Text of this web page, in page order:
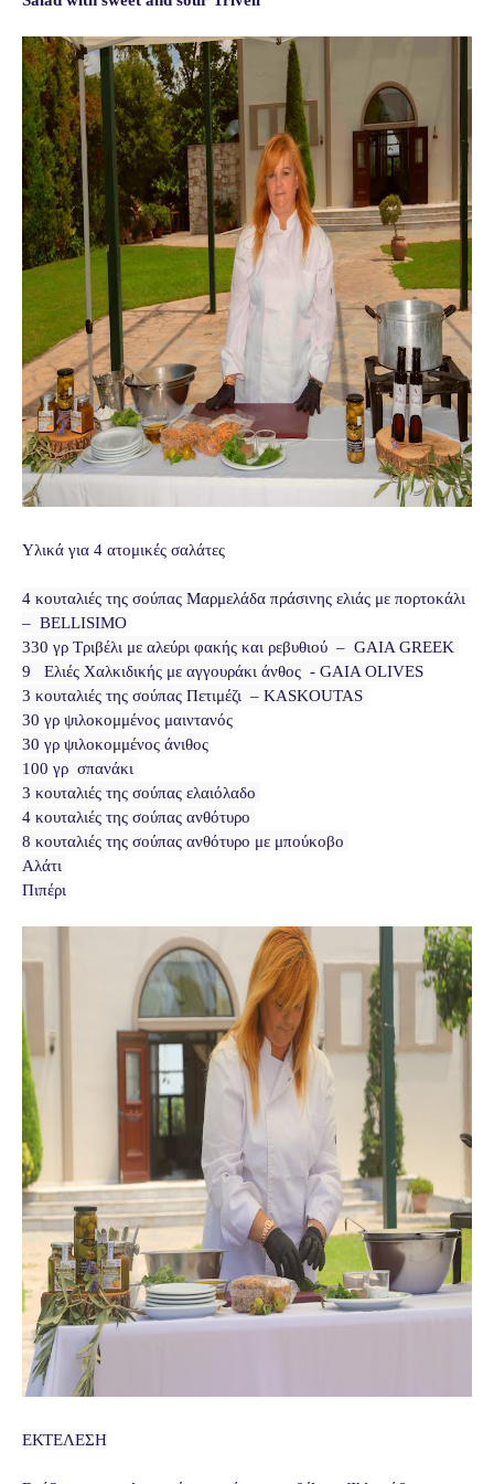
Υλικά για 4 ατομικές σαλάτες
4 κουταλιές της σούπας Μαρμελάδα πράσινης ελιάς με πορτοκάλι
–  BELLISIMO
330 γρ Τριβέλι με αλεύρι φακής και ρεβυθιού  –  GAIA GREEK
9   Ελιές Χαλκιδικής με αγγουράκι άνθος  - GAIA OLIVES
3 κουταλιές της σούπας Πετιμέζι  – KASKOUTAS
30 γρ ψιλοκομμένος μαιντανός
30 γρ ψιλοκομμένος άνιθος
100 γρ  σπανάκι
3 κουταλιές της σούπας ελαιόλαδο
4 κουταλιές της σούπας ανθότυρο
8 κουταλιές της σούπας ανθότυρο με μπούκοβο
Αλάτι
Πιπέρι
ΕΚΤΕΛΕΣΗ